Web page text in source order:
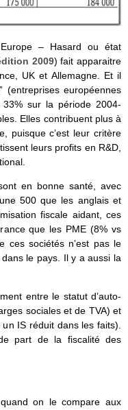
– Hasard ou état
2009) fait apparaitre
UK et Allemagne. Et il
(entreprises européennes
sur la période 2004-
Elles contribuent plus à
puisque c’est leur critère
leurs profits en R&D,
en bonne santé, avec
500 que les anglais et
fiscale aidant, ces
que les PME (8% vs
ces sociétés n’est pas le
le pays. Il y a aussi la
entre le statut d’auto-
sociales et de TVA) et
IS réduit dans les faits).
part de la fiscalité des
on le compare aux